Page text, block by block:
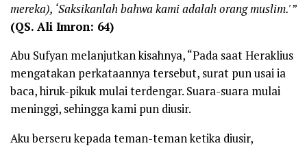
mereka), ‘Saksikanlah bahwa kami adalah orang muslim.'”
(QS. Ali Imron: 64)
Abu Sufyan melanjutkan kisahnya, “Pada saat Heraklius
mengatakan perkataannya tersebut, surat pun usai ia
baca, hiruk-pikuk mulai terdengar. Suara-suara mulai
meninggi, sehingga kami pun diusir.
Aku berseru kepada teman-teman ketika diusir,